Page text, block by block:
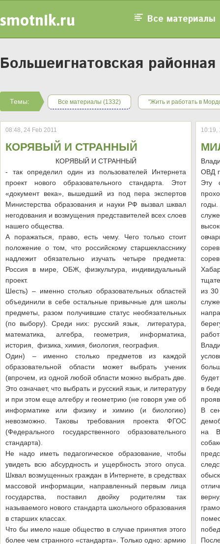
smotnik.ru Все материалы
Большеигнатовская
Темы: Все материалы (1332) "Жить и работать в
08:48, 24 Feb 2011
КОРЯВЫЙ И СТРАННЫЙ
КОРЯВЫЙ И СТРАННЫЙ
- так определил один из пользователей Интернета
проект нового образовательного стандарта. Этот
«документ века», вышедший из под пера экспертов
Министерства образования и науки РФ вызвал шквал
негодования и возмущения представителей всех слоев
нашего общества.
А поражаться, право, есть чему. Чего только стоит
положение о том, что российскому старшекласснику
надлежит обязательно изучать четыре предмета:
Россия в мире, ОБЖ, физкультура, индивидуальный
проект.
Шесть) – именно столько образовательных областей
объединили в себе остальные привычные для школы
предметы, разом получившие статус необязательных
(по выбору). Среди них: русский язык, литература,
математика, алгебра, геометрия, информатика,
история, физика, химия, биология, география.
Один) – именно столько предметов из каждой
образовательной области может выбрать ученик
(впрочем, из одной любой области можно выбрать две.
Это означает, что выбрать и русский язык, и литературу
и при этом еще алгебру и геометрию (не говоря уже об
информатике или физику и химию (и биологию)
невозможно. Таковы требования проекта ФГОС
(Федерального государственного образовательного
стандарта).
Не надо иметь педагогическое образование, чтобы
увидеть всю абсурдность и ущербность этого опуса.
Шквал возмущенных граждан в Интернете, в средствах
массовой информации, направленный первым лица
государства, поставил двойку родителям так
называемого нового стандарта школьного образования
в старших классах.
Что бы имело наше общество в случае принятия этого
более чем странного «стандарта». Только одно: армию
10:19,
ОВД
Эту
из
в
В
на